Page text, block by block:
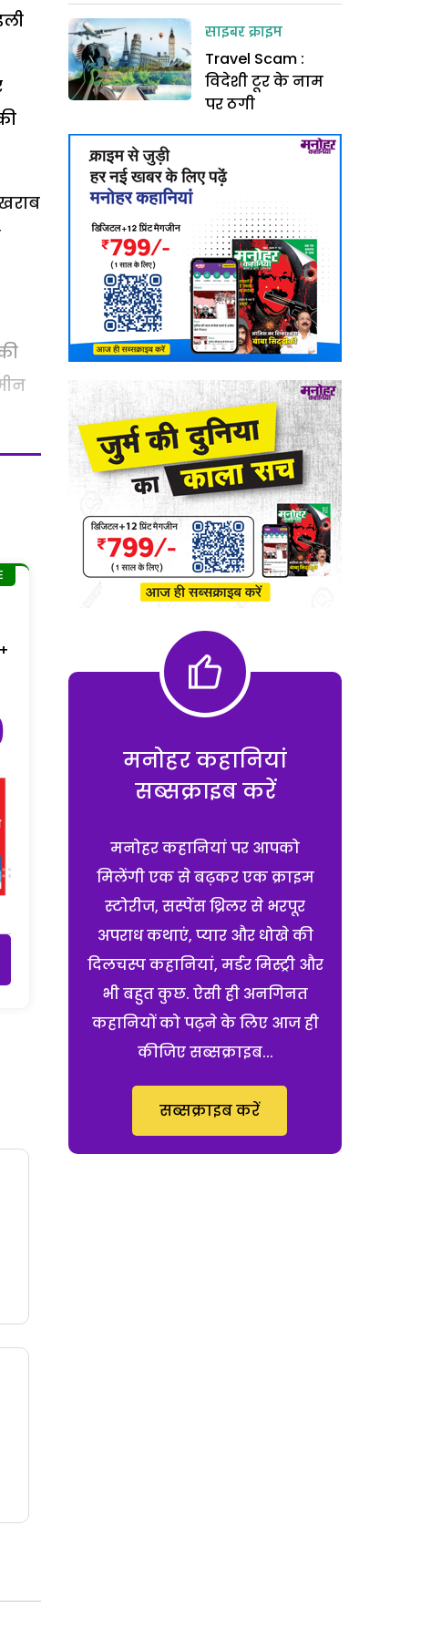
साइबर क्राइम
Travel Scam :
विदेशी टूर के नाम
पर ठगी
मनोहर कहानियां
सब्सक्राइब करें
मनोहर कहानियां पर आपको
मिलेंगी एक से बढ़कर एक क्राइम
स्टोरीज, सस्पेंस थ्रिलर से भरपूर
अपराध कथाएं, प्यार और धोखे की
दिलचस्प कहानियां, मर्डर मिस्ट्री और
भी बहुत कुछ. ऐसी ही अनगिनत
कहानियों को पढ़ने के लिए आज ही
कीजिए सब्सक्राइब...
सब्सक्राइब करें